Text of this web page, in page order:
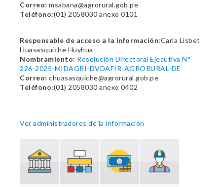
Correo: msabana@agrorural.gob.pe
Teléfono:(01) 2058030 anexo 0101
Responsable de acceso a la información:Carla Lisbet
Huasasquiche Huyhua
Nombramiento: Resolución Directoral Ejecutiva N°
226-2025-MIDAGRI-DVDAFIR-AGRORURAL-DE
Correo: chuasasquiche@agrorural.gob.pe
Teléfono:(01) 2058030 anexo 0402
Ver administradores de la información